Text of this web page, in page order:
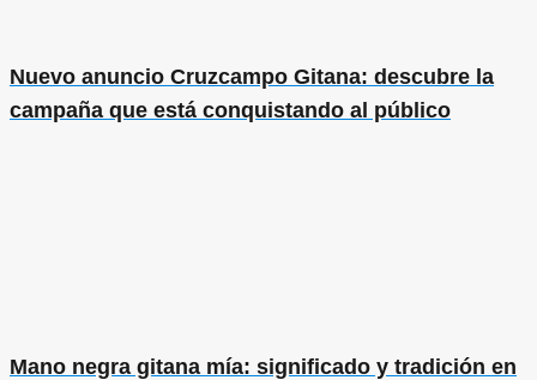
Nuevo anuncio Cruzcampo Gitana: descubre la
campaña que está conquistando al público
Mano negra gitana mía: significado y tradición en